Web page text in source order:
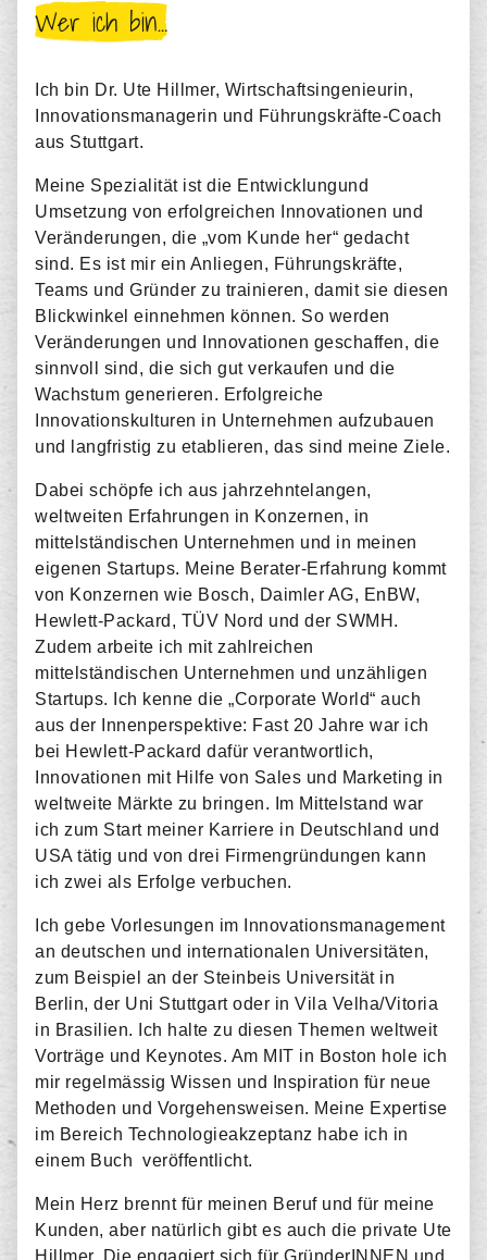
Wer ich bin…
Ich bin Dr. Ute Hillmer, Wirtschaftsingenieurin,
Innovationsmanagerin und Führungskräfte-Coach
aus Stuttgart.
Meine Spezialität ist die Entwicklungund
Umsetzung von erfolgreichen Innovationen und
Veränderungen, die „vom Kunde her“ gedacht
sind. Es ist mir ein Anliegen, Führungskräfte,
Teams und Gründer zu trainieren, damit sie diesen
Blickwinkel einnehmen können. So werden
Veränderungen und Innovationen geschaffen, die
sinnvoll sind, die sich gut verkaufen und die
Wachstum generieren. Erfolgreiche
Innovationskulturen in Unternehmen aufzubauen
und langfristig zu etablieren, das sind meine Ziele.
Dabei schöpfe ich aus jahrzehntelangen,
weltweiten Erfahrungen in Konzernen, in
mittelständischen Unternehmen und in meinen
eigenen Startups. Meine Berater-Erfahrung kommt
von Konzernen wie Bosch, Daimler AG, EnBW,
Hewlett-Packard, TÜV Nord und der SWMH.
Zudem arbeite ich mit zahlreichen
mittelständischen Unternehmen und unzähligen
Startups. Ich kenne die „Corporate World“ auch
aus der Innenperspektive: Fast 20 Jahre war ich
bei Hewlett-Packard dafür verantwortlich,
Innovationen mit Hilfe von Sales und Marketing in
weltweite Märkte zu bringen. Im Mittelstand war
ich zum Start meiner Karriere in Deutschland und
USA tätig und von drei Firmengründungen kann
ich zwei als Erfolge verbuchen.
Ich gebe Vorlesungen im Innovationsmanagement
an deutschen und internationalen Universitäten,
zum Beispiel an der Steinbeis Universität in
Berlin, der Uni Stuttgart oder in Vila Velha/Vitoria
in Brasilien. Ich halte zu diesen Themen weltweit
Vorträge und Keynotes. Am MIT in Boston hole ich
mir regelmässig Wissen und Inspiration für neue
Methoden und Vorgehensweisen. Meine Expertise
im Bereich Technologieakzeptanz habe ich in
einem Buch veröffentlicht.
Mein Herz brennt für meinen Beruf und für meine
Kunden, aber natürlich gibt es auch die private Ute